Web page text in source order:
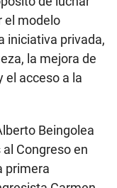
el modelo
iniciativa privada,
la mejora de
el acceso a la
Beingolea
Congreso en
primera